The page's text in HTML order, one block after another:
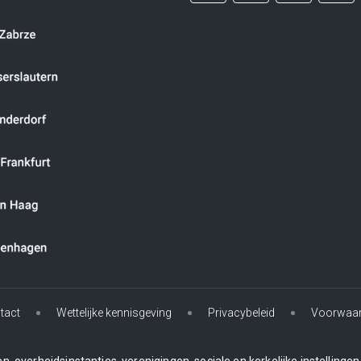
Wettelijke kennisgeving Privacybeleid